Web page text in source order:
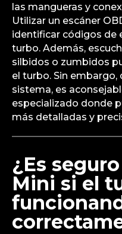
las mangueras y
Utilizar un escáner
identificar códigos de
turbo. Además,
silbidos o zumbidos
el turbo. Sin
sistema, es
especializado donde
más detalladas y
¿Es
Mini si el